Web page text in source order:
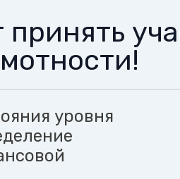
уровня